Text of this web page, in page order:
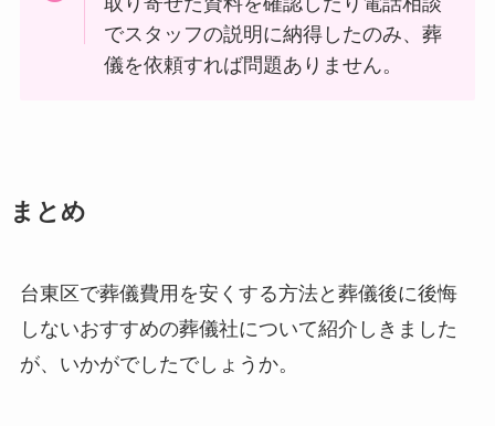
でスタッフの説明に納得したのみ、葬
儀を依頼すれば問題ありません。
まとめ
台東区で葬儀費用を安くする方法と葬儀後に後悔
しないおすすめの葬儀社について紹介しきました
が、いかがでしたでしょうか。